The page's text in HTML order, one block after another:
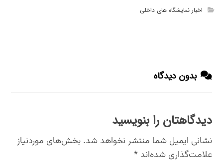
اخبار نمایشگاه های داخلی
بدون دیدگاه
دیدگاهتان را بنویسید
نشانی ایمیل شما منتشر نخواهد شد. بخش‌های موردنیاز
علامت‌گذاری شده‌اند*